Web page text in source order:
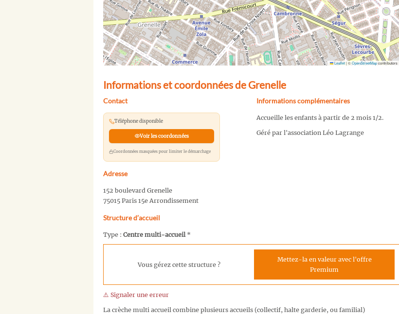
Leaflet|©OpenStreetMapcontributors
Informations et coordonnées de Grenelle
Contact
Téléphone disponible
Voir les coordonnées
Coordonnées masquées pour limiter le démarchage
Adresse
152 boulevard Grenelle
75015 Paris 15e Arrondissement
Structure d’accueil
Type : Centre multi-accueil *
Informations complémentaires
Accueille les enfants à partir de 2 mois 1/2.
Géré par l'association Léo Lagrange
Vous gérez cette structure ?
Mettez-la en valeur avec l'offre
Premium
⚠️ Signaler une erreur
La crèche multi accueil combine plusieurs accueils (collectif, halte garderie, ou familial)